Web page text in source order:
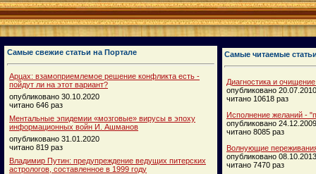
Самые свежие статьи на Портале
Арцах: взамоприемлемое решение конфликта есть -
пойдут ли на этот вариант?
опубликовано 30.10.2020
читано 646 раз
Ментальные эпидемии «мозговые» вирусы в эпоху
информационных войн И. Ашманов
опубликовано 31.01.2020
читано 819 раз
Владимир Путин: предупреждение ведущих питерских
астрологов, составленное в 1999 году
Самые читаемые
Диагностика и
опубликовано 20.07.2010
читано 10618 раз
Исполнение желаний -
опубликовано 24.12.2009
читано 8085 раз
Волнующие
опубликовано 08.10.2013
читано 7470 раз